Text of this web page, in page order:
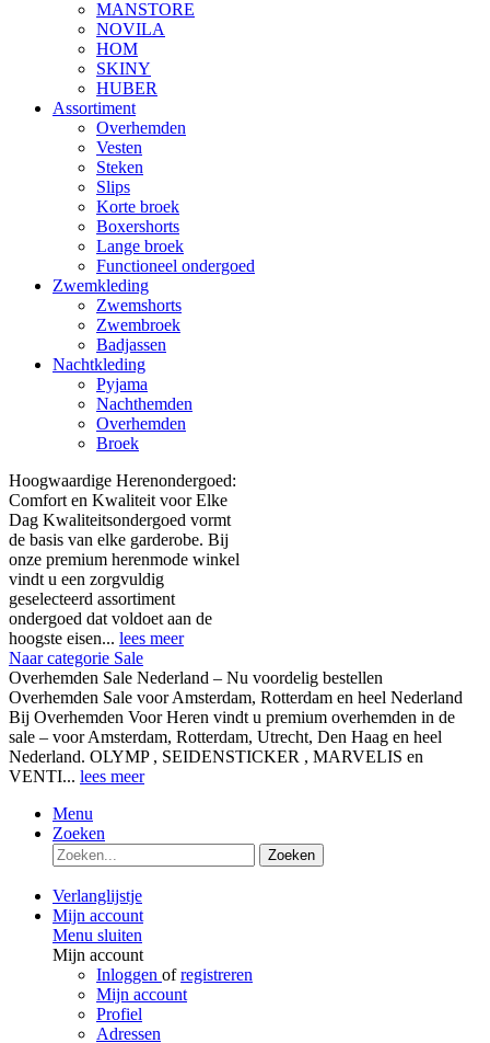
MANSTORE
NOVILA
HOM
SKINY
HUBER
Assortiment
Overhemden
Vesten
Steken
Slips
Korte broek
Boxershorts
Lange broek
Functioneel ondergoed
Zwemkleding
Zwemshorts
Zwembroek
Badjassen
Nachtkleding
Pyjama
Nachthemden
Overhemden
Broek
Hoogwaardige Herenondergoed:
Comfort en Kwaliteit voor Elke
Dag Kwaliteitsondergoed vormt
de basis van elke garderobe. Bij
onze premium herenmode winkel
vindt u een zorgvuldig
geselecteerd assortiment
ondergoed dat voldoet aan de
hoogste eisen... lees meer
Naar categorie Sale
Overhemden Sale Nederland – Nu voordelig bestellen
Overhemden Sale voor Amsterdam, Rotterdam en heel Nederland
Bij Overhemden Voor Heren vindt u premium overhemden in de
sale – voor Amsterdam, Rotterdam, Utrecht, Den Haag en heel
Nederland. OLYMP , SEIDENSTICKER , MARVELIS en
VENTI... lees meer
Menu
Zoeken
Zoeken
Verlanglijstje
Mijn account
Menu sluiten
Mijn account
Inloggen ofregistreren
Mijn account
Profiel
Adressen